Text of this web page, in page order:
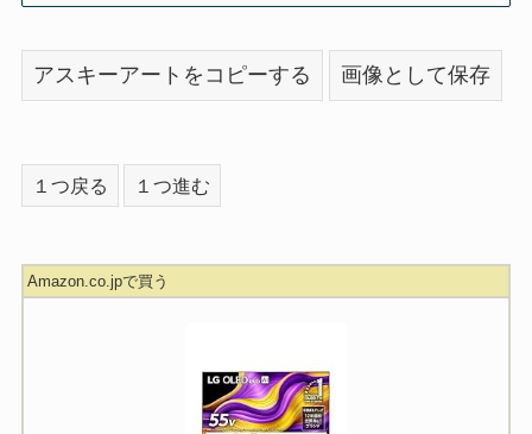
アスキーアートをコピーする 画像として保存
１つ戻る １つ進む
Amazon.co.jpで買う